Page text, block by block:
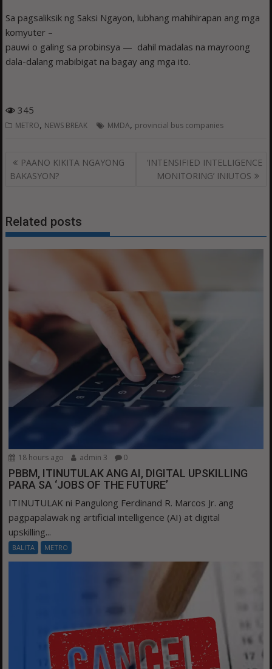
Sa pagsaliksik ng Saksi Ngayon, lubhang mahihirapan ang mga
komyuter –
pauwi o galing sa probinsya — dahil madalas na mayroong
dala-dalang mabibigat na bagay ang mga ito.
345
METRO, NEWS BREAK MMDA, provincial bus companies
Post
navigation
PAANO KIKITA NGAYONG
BAKASYON?
‘INTENSIFIED INTELLIGENCE
MONITORING’ INIUTOS
Related posts
18 hours ago admin 3 0
PBBM, ITINUTULAK ANG AI, DIGITAL UPSKILLING
PARA SA ‘JOBS OF THE FUTURE’
ITINUTULAK ni Pangulong Ferdinand R. Marcos Jr. ang
pagpapalawak ng artificial intelligence (AI) at digital
upskilling...
BALITA METRO